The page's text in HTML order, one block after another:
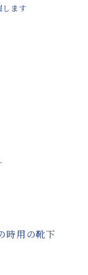
ます
時用の靴下